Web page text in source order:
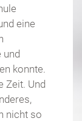
eine
und
konnte.
Zeit. Und
nicht so